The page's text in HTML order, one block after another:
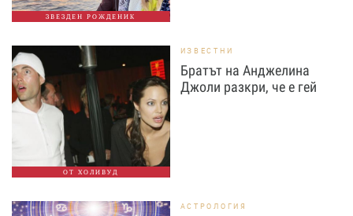
ЗВЕЗДЕН РОЖДЕНИК
ОТ ХОЛИВУД
ИЗВЕСТНИ
Братът на Анджелина
Джоли разкри, че е гей
АСТРОЛОГИЯ